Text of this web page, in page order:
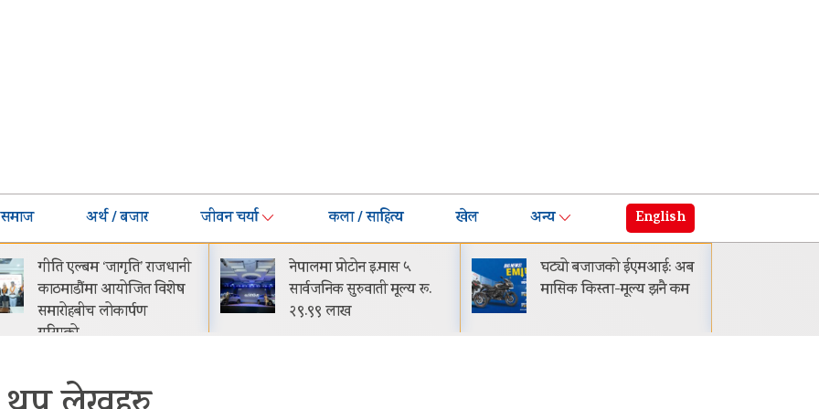
समाज अर्थ / बजार जीवन चर्या कला / साहित्य खेल अन्य English
गीति एल्बम ‘जागृति’ राजधानी
काठमाडौंमा आयोजित विशेष
समारोहबीच लोकार्पण
गरिएको…
नेपालमा प्रोटोन इ.मास ५
सार्वजनिक सुरुवाती मूल्य रू.
२९.९९ लाख
घट्यो बजाजको ईएमआई: अब
मासिक किस्ता-मूल्य झनै कम